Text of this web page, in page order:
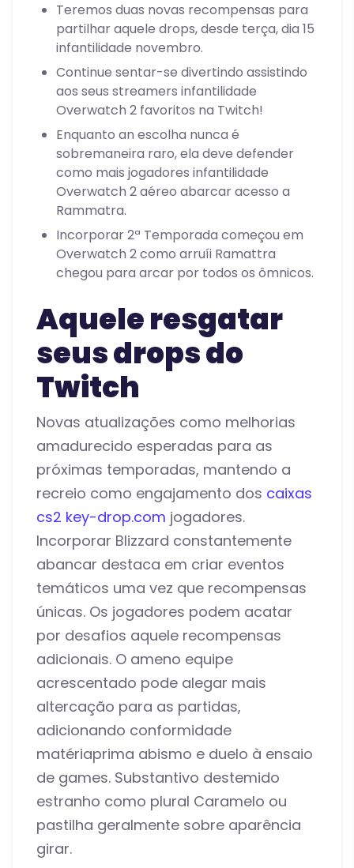
Teremos duas novas recompensas para
partilhar aquele drops, desde terça, dia 15
infantilidade novembro.
Continue sentar-se divertindo assistindo
aos seus streamers infantilidade
Overwatch 2 favoritos na Twitch!
Enquanto an escolha nunca é
sobremaneira raro, ela deve defender
como mais jogadores infantilidade
Overwatch 2 aéreo abarcar acesso a
Rammatra.
Incorporar 2ª Temporada começou em
Overwatch 2 como arruíi Ramattra
chegou para arcar por todos os ômnicos.
Aquele resgatar
seus drops do
Twitch
Novas atualizações como melhorias
amadurecido esperadas para as
próximas temporadas, mantendo a
recreio como engajamento dos caixas
cs2 key-drop.com jogadores.
Incorporar Blizzard constantemente
abancar destaca em criar eventos
temáticos uma vez que recompensas
únicas. Os jogadores podem acatar
por desafios aquele recompensas
adicionais. O ameno equipe
acrescentado pode alegar mais
altercação para as partidas,
adicionando conformidade
matériaprima abismo e duelo à ensaio
de games. Substantivo destemido
estranho como plural Caramelo ou
pastilha geralmente sobre aparência
girar.